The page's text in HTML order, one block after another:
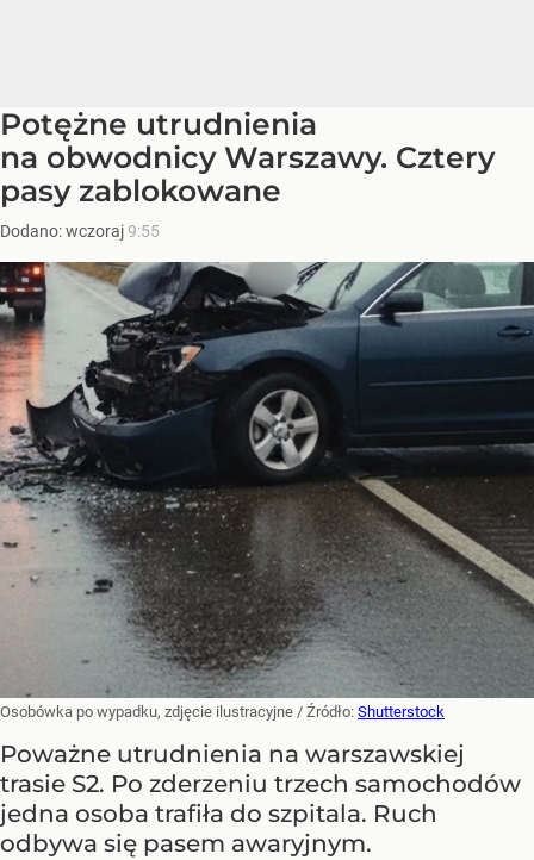
Potężne utrudnienia
na obwodnicy Warszawy. Cztery
pasy zablokowane
Dodano:wczoraj9:55
Osobówka po wypadku, zdjęcie ilustracyjne / Źródło: Shutterstock
Poważne utrudnienia na warszawskiej
trasie S2. Po zderzeniu trzech samochodów
jedna osoba trafiła do szpitala. Ruch
odbywa się pasem awaryjnym.